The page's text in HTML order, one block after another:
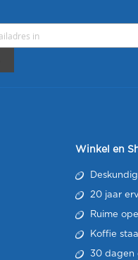
Winkel en
20 jaar
Ruime
Koffie
30 dagen